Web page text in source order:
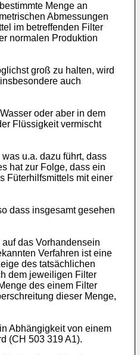
Menge an
Abmessungen
im betreffenden Filter
normalen Produktion
groß zu halten, wird
auch
oder aber in dem
Flüssigkeit vermischt
u.a. dazu führt, dass
hat zur Folge, dass ein
Füterhilfsmittels mit einer
dass insgesamt gesehen
das Vorhandensein
Verfahren ist eine
des tatsächlichen
dem jeweiligen Filter
des einem Filter
dieser Menge,
Abhängigkeit von einem
(CH 503 319 A1).